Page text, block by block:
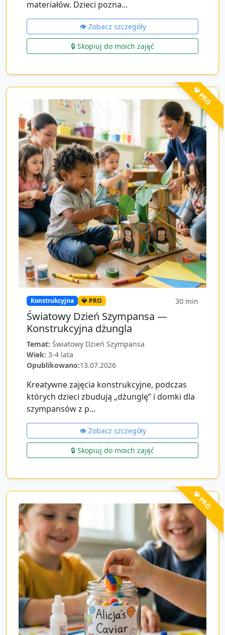
materiałów. Dzieci pozna...
👁️ Zobacz szczegóły
🔒 Skopiuj do moich zajęć
💎 PRO
Konstrukcyjna 💎 PRO 30 min
Światowy Dzień Szympansa —
Konstrukcyjna dżungla
Temat: Światowy Dzień Szympansa
Wiek: 3-4 lata
Opublikowano:13.07.2026
Kreatywne zajęcia konstrukcyjne, podczas
których dzieci zbudują „dżunglę” i domki dla
szympansów z p...
👁️ Zobacz szczegóły
🔒 Skopiuj do moich zajęć
💎 PRO